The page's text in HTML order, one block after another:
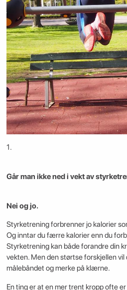
1.
Går man ikke ned i vekt av
Nei og jo.
Styrketrening forbrenner jo kalorier
Og inntar du færre kalorier enn du
Styrketrening kan både forandre din
vekten. Men den størtse forskjellen vil
målebåndet og merke på klærne.
En ting er at en mer trent kropp ofte